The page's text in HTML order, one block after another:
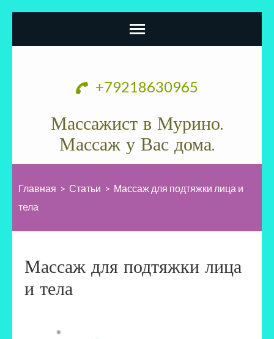
содержимому
+79218630965
Массажист в Мурино.
Массаж у Вас дома.
Главная > Статьи > Массаж для подтяжки лица и
тела
Массаж для подтяжки лица
и тела